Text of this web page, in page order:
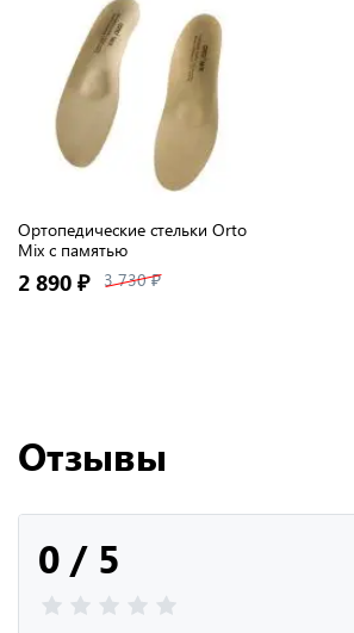
Ортопедические стельки Orto
Mix с памятью
2 890 ₽ 3 730 ₽
Отзывы
0 / 5